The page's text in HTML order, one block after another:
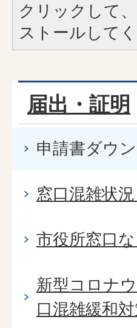
クリックして
ストールしてく
届出・証明
申請書ダウ
窓口混雑状
市役所窓口
新型コロナ
口混雑緩和